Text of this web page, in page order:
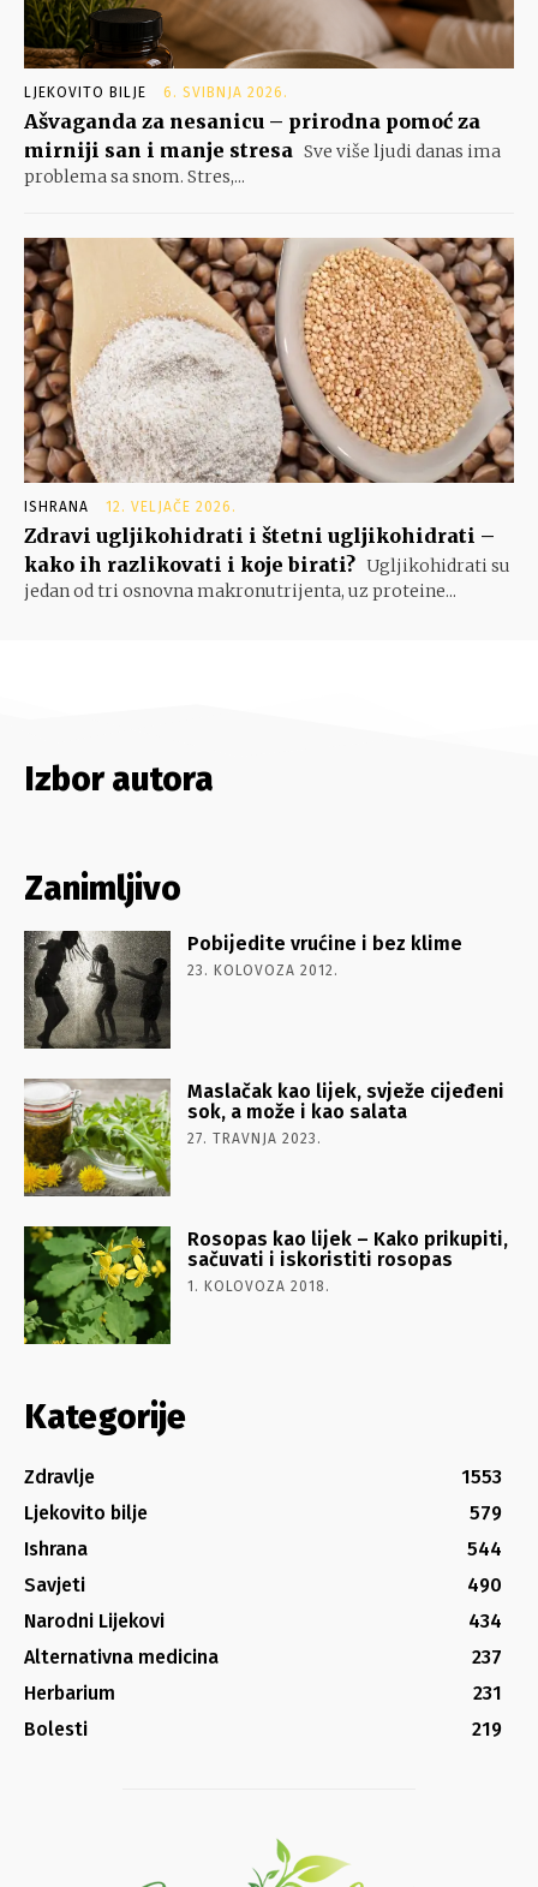
LJEKOVITO BILJE 6. SVIBNJA 2026.
Ašvaganda za nesanicu – prirodna pomoć za
mirniji san i manje stresa Sve više ljudi danas ima
problema sa snom. Stres,...
ISHRANA 12. VELJAČE 2026.
Zdravi ugljikohidrati i štetni ugljikohidrati –
kako ih razlikovati i koje birati? Ugljikohidrati su
jedan od tri osnovna makronutrijenta, uz proteine...
Izbor autora
Zanimljivo
Pobijedite vrućine i bez klime
23. KOLOVOZA 2012.
Maslačak kao lijek, svježe cijeđeni
sok, a može i kao salata
27. TRAVNJA 2023.
Rosopas kao lijek – Kako prikupiti,
sačuvati i iskoristiti rosopas
1. KOLOVOZA 2018.
Kategorije
Zdravlje
1553
Ljekovito bilje
579
Ishrana
544
Savjeti
490
Narodni Lijekovi
434
Alternativna medicina
237
Herbarium
231
Bolesti
219